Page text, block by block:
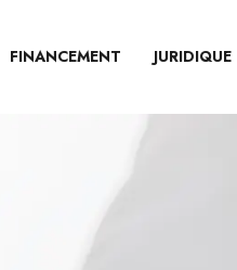
FINANCEMENT JURIDIQUE